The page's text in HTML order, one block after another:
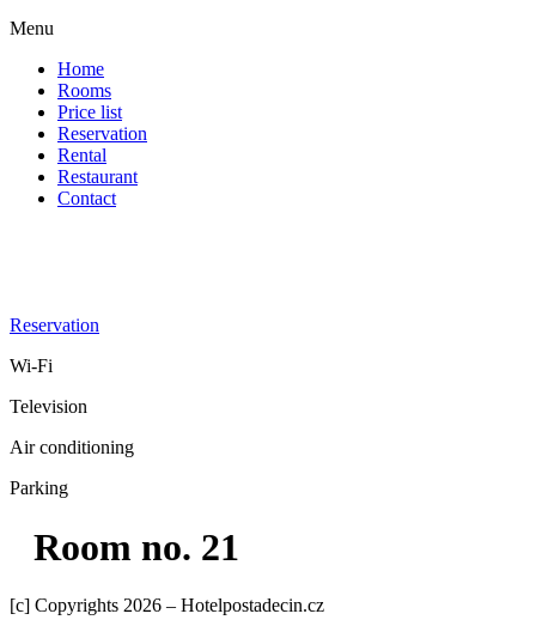
Menu
Home
Rooms
Price list
Reservation
Rental
Restaurant
Contact
Reservation
Wi-Fi
Television
Air conditioning
Parking
Room no. 21
[c] Copyrights 2026 – Hotelpostadecin.cz